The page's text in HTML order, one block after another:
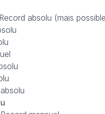
absolu (mais